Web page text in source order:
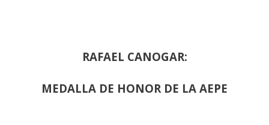
RAFAEL CANOGAR:
MEDALLA DE HONOR DE LA AEPE